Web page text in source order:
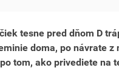
tesne pred dňom D
doma, po návrate
tom, ako privediete na